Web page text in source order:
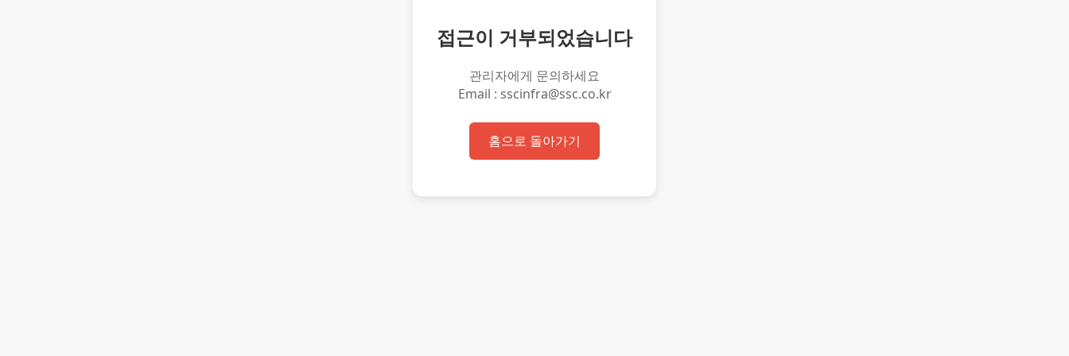
접근이 거부되었습니다
관리자에게 문의하세요
Email : sscinfra@ssc.co.kr
홈으로 돌아가기